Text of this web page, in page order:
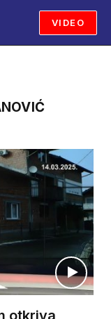
VIDEO